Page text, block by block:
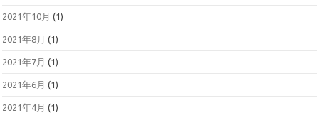
2021年10月 (1)
2021年8月 (1)
2021年7月 (1)
2021年6月 (1)
2021年4月 (1)